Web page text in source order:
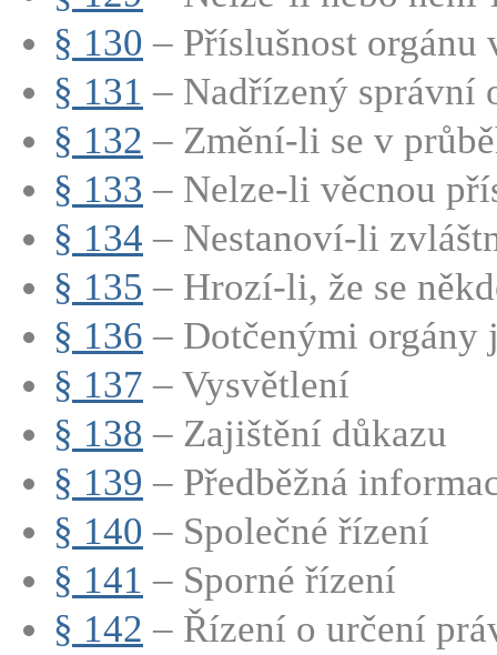
§ 130 – Příslušnost orgánu
§ 131 – Nadřízený správní
§ 132 – Změní-li se v
§ 133 – Nelze-li věcnou
§ 134 – Nestanoví-li
§ 135 – Hrozí-li, že se
§ 136 – Dotčenými orgány
§ 137 – Vysvětlení
§ 138 – Zajištění důkazu
§ 139 – Předběžná
§ 140 – Společné řízení
§ 141 – Sporné řízení
§ 142 – Řízení o určení